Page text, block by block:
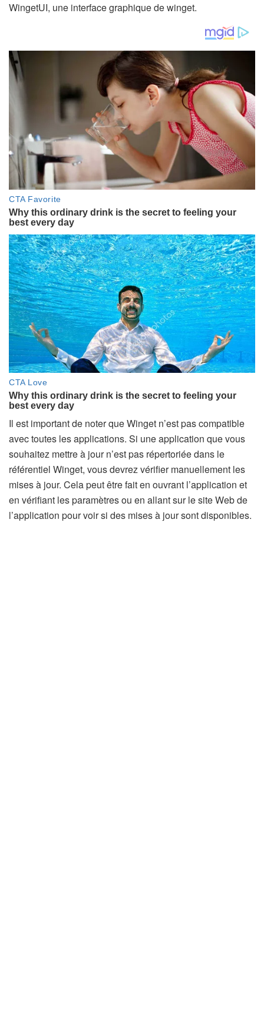
WingetUI, une interface graphique de winget.
Il est important de noter que Winget n’est pas compatible
avec toutes les applications. Si une application que vous
souhaitez mettre à jour n’est pas répertoriée dans le
référentiel Winget, vous devrez vérifier manuellement les
mises à jour. Cela peut être fait en ouvrant l’application et
en vérifiant les paramètres ou en allant sur le site Web de
l’application pour voir si des mises à jour sont disponibles.